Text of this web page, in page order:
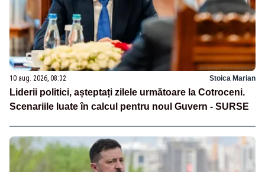
10 aug. 2026, 08:32 Stoica Marian
Liderii politici, așteptați zilele următoare la Cotroceni.
Scenariile luate în calcul pentru noul Guvern - SURSE